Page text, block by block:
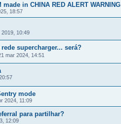
made in CHINA RED ALERT WARNING
18:57
2019, 10:49
supercharger... será?
mar 2024, 14:51
mode
2024, 11:09
para partilhar?
12:09